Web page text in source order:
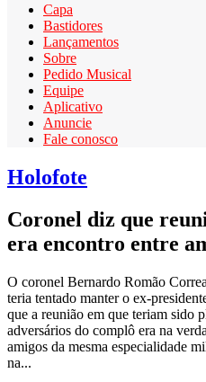
Capa
Bastidores
Lançamentos
Sobre
Pedido Musical
Equipe
Aplicativo
Anuncie
Fale conosco
Holofote
Coronel diz que
era encontro entre
O coronel Bernardo Romão
teria tentado manter o ex-
que a reunião em que teriam sido
adversários do complô era na
amigos da mesma especialidade
na...